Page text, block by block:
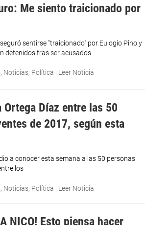
Me siento traicionado por
sentirse "traicionado" por Eulogio Pino y
detenidos tras ser acusados
, Noticias, Política | Leer Noticia
Ortega Díaz entre las 50
de 2017, según esta
a conocer esta semana a las 50 personas
los
, Noticias, Política | Leer Noticia
NICO! Esto piensa hacer